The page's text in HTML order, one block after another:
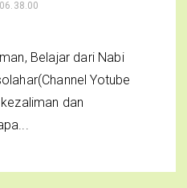
Belajar dari Nabi
Yotube
dan